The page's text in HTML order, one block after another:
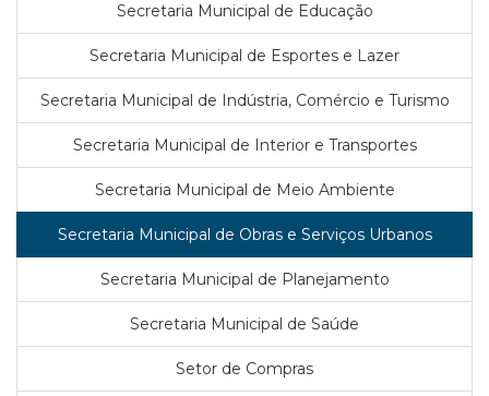
Secretaria Municipal de Educação
Secretaria Municipal de Esportes e Lazer
Secretaria Municipal de Indústria, Comércio e Turismo
Secretaria Municipal de Interior e Transportes
Secretaria Municipal de Meio Ambiente
Secretaria Municipal de Obras e Serviços Urbanos
Secretaria Municipal de Planejamento
Secretaria Municipal de Saúde
Setor de Compras